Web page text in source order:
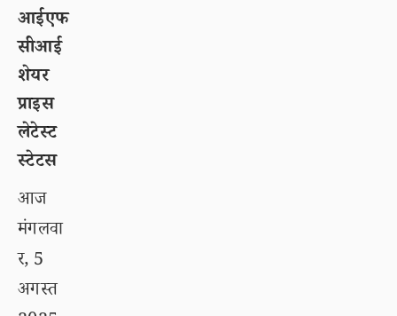
आईएफ
सीआई
शेयर
प्राइस
लेटेस्ट
स्टेटस
आज
मंगलवा
र, 5
अगस्त